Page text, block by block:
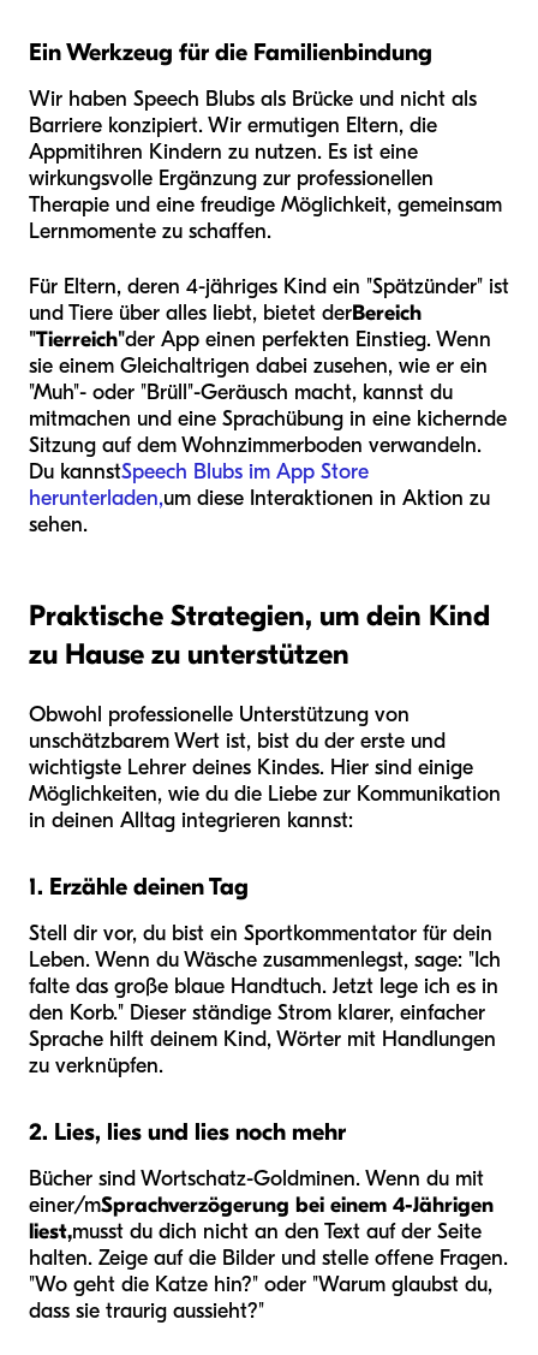
Ein Werkzeug für die Familienbindung
Wir haben Speech Blubs als Brücke und nicht als
Barriere konzipiert. Wir ermutigen Eltern, die
Appmitihren Kindern zu nutzen. Es ist eine
wirkungsvolle Ergänzung zur professionellen
Therapie und eine freudige Möglichkeit, gemeinsam
Lernmomente zu schaffen.
Für Eltern, deren 4-jähriges Kind ein "Spätzünder" ist
und Tiere über alles liebt, bietet derBereich
"Tierreich"der App einen perfekten Einstieg. Wenn
sie einem Gleichaltrigen dabei zusehen, wie er ein
"Muh"- oder "Brüll"-Geräusch macht, kannst du
mitmachen und eine Sprachübung in eine kichernde
Sitzung auf dem Wohnzimmerboden verwandeln.
Du kannstSpeech Blubs im App Store
herunterladen,um diese Interaktionen in Aktion zu
sehen.
Praktische Strategien, um dein Kind
zu Hause zu unterstützen
Obwohl professionelle Unterstützung von
unschätzbarem Wert ist, bist du der erste und
wichtigste Lehrer deines Kindes. Hier sind einige
Möglichkeiten, wie du die Liebe zur Kommunikation
in deinen Alltag integrieren kannst:
1. Erzähle deinen Tag
Stell dir vor, du bist ein Sportkommentator für dein
Leben. Wenn du Wäsche zusammenlegst, sage: "Ich
falte das große blaue Handtuch. Jetzt lege ich es in
den Korb." Dieser ständige Strom klarer, einfacher
Sprache hilft deinem Kind, Wörter mit Handlungen
zu verknüpfen.
2. Lies, lies und lies noch mehr
Bücher sind Wortschatz-Goldminen. Wenn du mit
einer/mSprachverzögerung bei einem 4-Jährigen
liest,musst du dich nicht an den Text auf der Seite
halten. Zeige auf die Bilder und stelle offene Fragen.
"Wo geht die Katze hin?" oder "Warum glaubst du,
dass sie traurig aussieht?"